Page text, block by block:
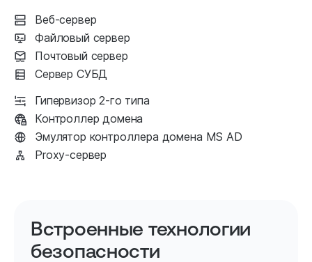
Веб-сервер
Файловый сервер
Почтовый сервер
Сервер СУБД
Гипервизор 2-го типа
Контроллер домена
Эмулятор контроллера домена MS AD
Proxy-сервер
Встроенные технологии
безопасности